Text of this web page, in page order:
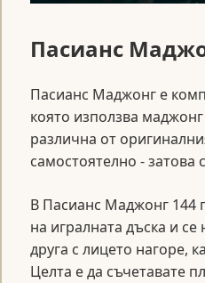
Пасианс
Пасианс Маджонг е
която използва
различна от
самостоятелно - затова
В Пасианс Маджонг 144
на игралната дъска и се
друга с лицето нагоре,
Целта е да съчетавате